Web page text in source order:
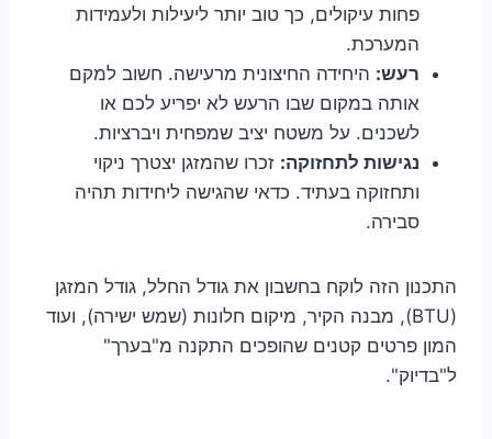
פחות עיקולים, כך טוב יותר ליעילות ולעמידות
המערכת.
רעש: היחידה החיצונית מרעישה. חשוב למקם
אותה במקום שבו הרעש לא יפריע לכם או
לשכנים. על משטח יציב שמפחית ויברציות.
נגישות לתחזוקה: זכרו שהמזגן יצטרך ניקוי
ותחזוקה בעתיד. כדאי שהגישה ליחידות תהיה
סבירה.
התכנון הזה לוקח בחשבון את גודל החלל, גודל המזגן
(BTU), מבנה הקיר, מיקום חלונות (שמש ישירה), ועוד
המון פרטים קטנים שהופכים התקנה מ"בערך"
ל"בדיוק".